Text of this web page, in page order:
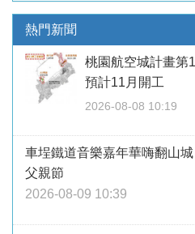
熱門新聞
桃園航空城計畫
預計11月開工
2026-08-08 10:19
車埕鐵道音樂嘉年華嗨翻山
父親節
2026-08-09 10:39